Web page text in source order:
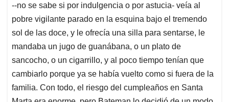
--no se sabe si por indulgencia o por astucia- veía al
pobre vigilante parado en la esquina bajo el tremendo
sol de las doce, y le ofrecía una silla para sentarse, le
mandaba un jugo de guanábana, o un plato de
sancocho, o un cigarrillo, y al poco tiempo tenían que
cambiarlo porque ya se había vuelto como si fuera de la
familia. Con todo, el riesgo del cumpleaños en Santa